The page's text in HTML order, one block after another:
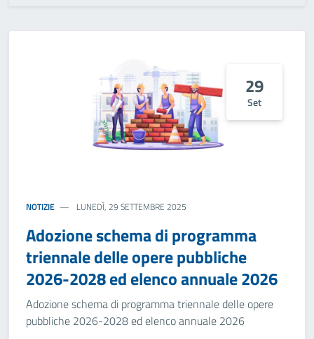
29
Set
NOTIZIE LUNEDÌ, 29 SETTEMBRE 2025
Adozione schema di programma
triennale delle opere pubbliche
2026-2028 ed elenco annuale 2026
Adozione schema di programma triennale delle opere
pubbliche 2026-2028 ed elenco annuale 2026